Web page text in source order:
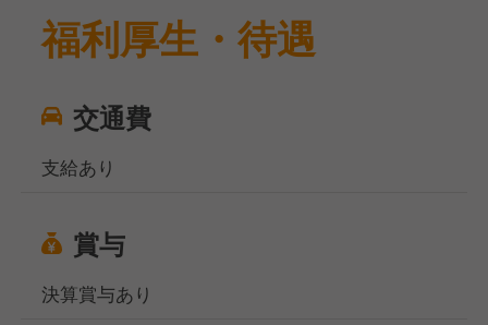
福利厚生・待遇
交通費
支給あり
賞与
決算賞与あり